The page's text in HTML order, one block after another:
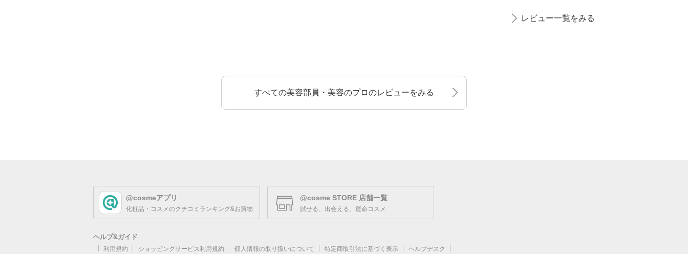
レビュー一覧をみる
すべての美容部員・美容のプロのレビューをみる
@cosmeアプリ
化粧品・コスメのクチコミランキング&お買物
@cosme STORE 店舗一覧
試せる、出会える、運命コスメ
ヘルプ&ガイド
利用規約 ショッピングサービス利用規約 個人情報の取り扱いについて 特定商取引法に基づく表示
ヘルプデスク